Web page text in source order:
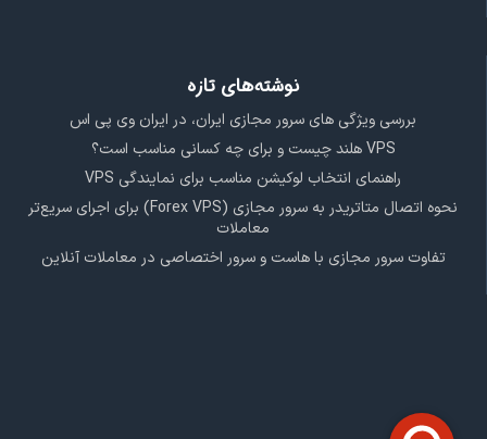
نوشته‌های تازه
بررسی ویژگی‌ های سرور مجازی ایران، در ایران وی پی اس
VPS هلند چیست و برای چه کسانی مناسب است؟
راهنمای انتخاب لوکیشن مناسب برای نمایندگی VPS
نحوه اتصال متاتریدر به سرور مجازی (Forex VPS) برای اجرای سریع‌تر
معاملات
تفاوت سرور مجازی با هاست و سرور اختصاصی در معاملات آنلاین